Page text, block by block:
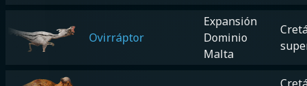
Ovirráptor
Expansión
Dominio
Malta